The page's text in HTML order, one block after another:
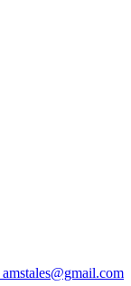
amstales@gmail.com